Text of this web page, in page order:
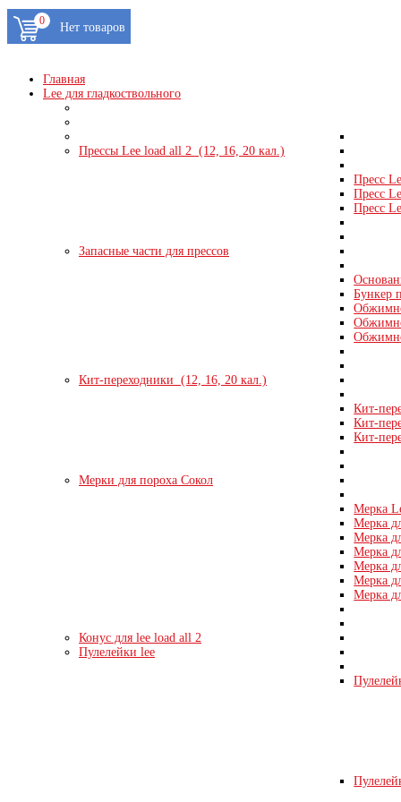
0
Главная
Lee для гладкоствольного
Прессы Lee load all 2 (12, 16, 20 кал.)
Пресс
Пресс
Пресс
Запасные части для прессов
Бункер
Кит-переходники (12, 16, 20 кал.)
Кит-
Кит-
Кит-
Мерки для пороха Сокол
Мерка
Мерка
Мерка
Мерка
Мерка
Мерка
Мерка
Конус для lee load all 2
Пулелейки lee